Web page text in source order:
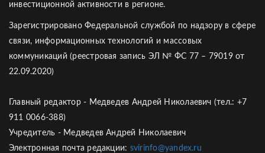
инвестиционной активности в регионе.
Зарегистрировано Федеральной службой по надзору в сфере
связи, информационных технологий и массовых
коммуникаций (реестровая запись ЭЛ № ФС 77 – 79019 от
22.09.2020)
Главный редактор - Медведев Андрей Николаевич (тел.: +7
911 0066-388)
Учредитель - Медведев Андрей Николаевич
Электронная почта редакции: svirinfo@yandex.ru